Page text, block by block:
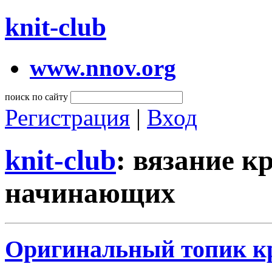
knit-club
www.nnov.org
поиск по сайту
Регистрация | Вход
knit-club: вязание
начинающих
Оригинальный топик